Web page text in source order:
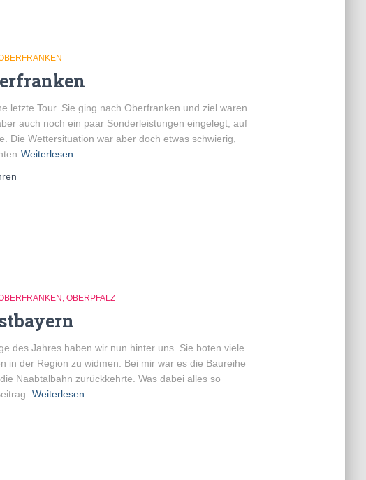
letzte Tour. Sie ging nach Oberfranken und ziel waren
auch noch ein paar Sonderleistungen eingelegt, auf
Die Wettersituation war aber doch etwas schwierig,
Weiterlesen
OBERPFALZ
des Jahres haben wir nun hinter uns. Sie boten viele
in der Region zu widmen. Bei mir war es die Baureihe
Naabtalbahn zurückkehrte. Was dabei alles so
Weiterlesen